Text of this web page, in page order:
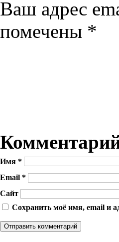
Ваш адрес
помечены *
Имя *
Email *
Сайт
Сохранить моё имя, email и